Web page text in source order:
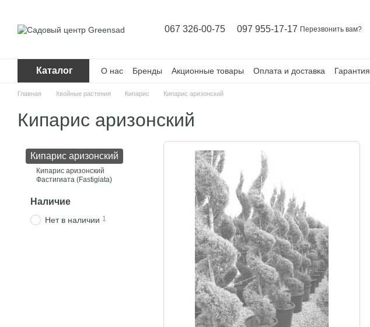
067 326-00-75 097 955-17-17 Перезвонить вам?
Каталог О нас Бренды Акционные товары Оплата и доставка Гарантия
Главная Хвойные растения Кипарис Кипарис аризонский
Кипарис аризонский
Кипарис аризонский
Кипарис аризонский
Фастигиата (Fastigiata)
Наличие
Нет в наличии 1